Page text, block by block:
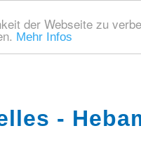
der Webseite zu
Mehr Infos
-